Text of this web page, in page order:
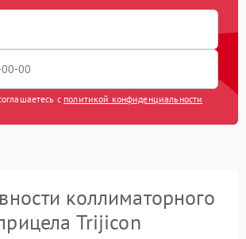
с политикой конфиденциальности
коллиматорного
Trijicon